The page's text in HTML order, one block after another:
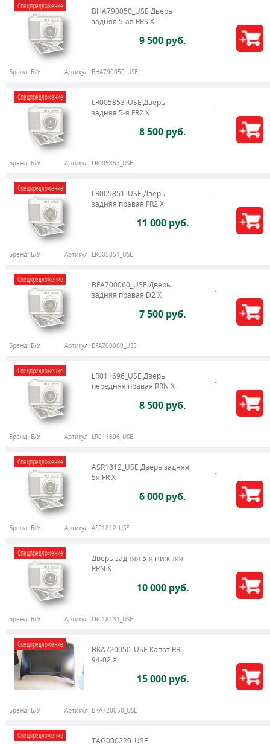
Спецпредложение
BHA790050_USE Дверь
задняя 5-ая RRS X
9 500 руб.
Бренд: Б/У Артикул: BHA790050_USE
Спецпредложение
LR005853_USE Дверь
задняя 5-я FR2 X
8 500 руб.
Бренд: Б/У Артикул: LR005853_USE
Спецпредложение
LR005851_USE Дверь
задняя правая FR2 X
11 000 руб.
Бренд: Б/У Артикул: LR005851_USE
Спецпредложение
BFA700060_USE Дверь
задняя правая D2 X
7 500 руб.
Бренд: Б/У Артикул: BFA700060_USE
Спецпредложение
LR011696_USE Дверь
передняя правая RRN X
8 500 руб.
Бренд: Б/У Артикул: LR011696_USE
Спецпредложение
ASR1812_USE Дверь задняя
5я FR X
6 000 руб.
Бренд: Б/У Артикул: ASR1812_USE
Спецпредложение
Дверь задняя 5-я нижняя
RRN X
10 000 руб.
Бренд: Б/У Артикул: LR018131_USE
Спецпредложение
BKA720050_USE Капот RR
94-02 X
15 000 руб.
Бренд: Б/У Артикул: BKA720050_USE
Спецпредложение
TAG000220_USE